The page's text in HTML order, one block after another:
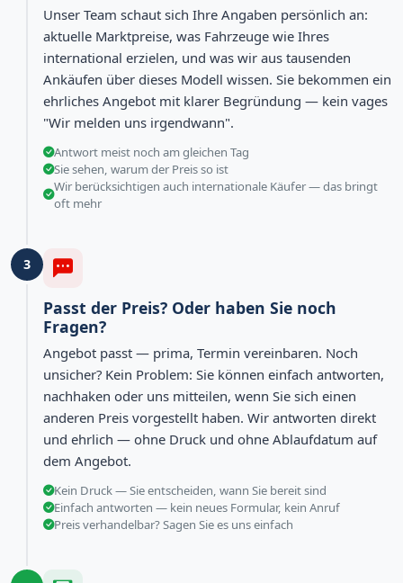
Unser Team schaut sich Ihre Angaben persönlich an:
aktuelle Marktpreise, was Fahrzeuge wie Ihres
international erzielen, und was wir aus tausenden
Ankäufen über dieses Modell wissen. Sie bekommen ein
ehrliches Angebot mit klarer Begründung — kein vages
"Wir melden uns irgendwann".
Antwort meist noch am gleichen Tag
Sie sehen, warum der Preis so ist
Wir berücksichtigen auch internationale Käufer — das bringt
oft mehr
3
Passt der Preis? Oder haben Sie noch
Fragen?
Angebot passt — prima, Termin vereinbaren. Noch
unsicher? Kein Problem: Sie können einfach antworten,
nachhaken oder uns mitteilen, wenn Sie sich einen
anderen Preis vorgestellt haben. Wir antworten direkt
und ehrlich — ohne Druck und ohne Ablaufdatum auf
dem Angebot.
Kein Druck — Sie entscheiden, wann Sie bereit sind
Einfach antworten — kein neues Formular, kein Anruf
Preis verhandelbar? Sagen Sie es uns einfach